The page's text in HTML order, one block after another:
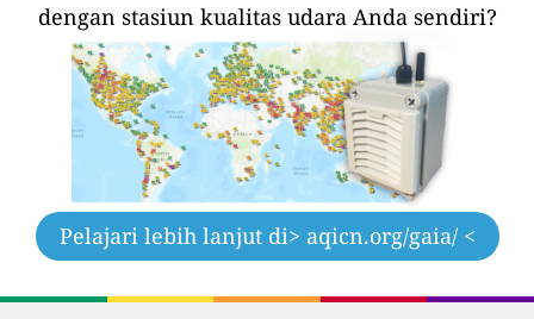
dengan stasiun kualitas udara Anda sendiri?
Pelajari lebih lanjut di> aqicn.org/gaia/ <